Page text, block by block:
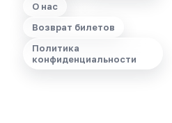
О нас
Возврат билетов
Политика
конфиденциальности